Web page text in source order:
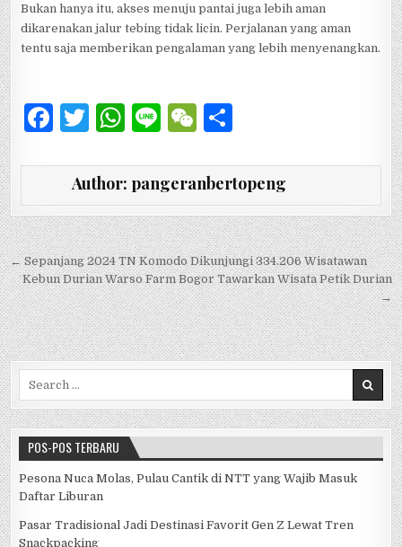
Bukan hanya itu, akses menuju pantai juga lebih aman
dikarenakan jalur tebing tidak licin. Perjalanan yang aman
tentu saja memberikan pengalaman yang lebih menyenangkan.
F
c
e
b
o
o
k
T
it
te
r
W
at
s
A
p
p
Li
e
W
C
h
at
ar
e
Author: pangeranbertopeng
Navigasi pos
← Sepanjang 2024 TN Komodo Dikunjungi 334.206 Wisatawan
Kebun Durian Warso Farm Bogor Tawarkan Wisata Petik Durian
→
POS-POS TERBARU
Pesona Nuca Molas, Pulau Cantik di NTT yang Wajib Masuk
Daftar Liburan
Pasar Tradisional Jadi Destinasi Favorit Gen Z Lewat Tren
Snackpacking